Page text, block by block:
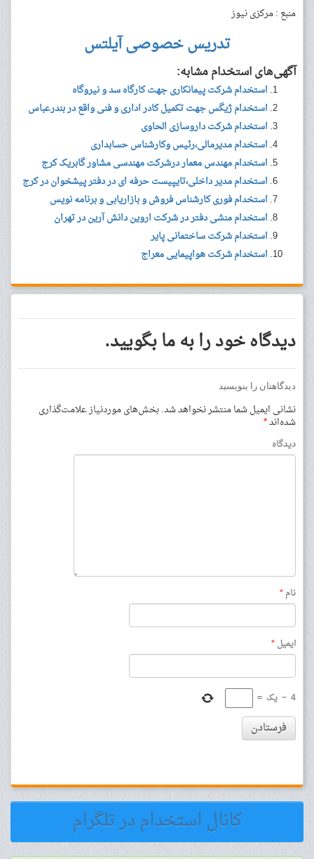
منبع : مرکزی نیوز
تدریس خصوصی آیلتس
آگهی‌های استخدام مشابه:
استخدام شرکت پیمانکاری جهت کارگاه سد و نیروگاه
استخدام ژیگس جهت تکمیل کادر اداری و فنی واقع در بندرعباس
استخدام شرکت داروسازی الحاوی
استخدام مدیرمالی،رئیس وکارشناس حسابداری
استخدام مهندس معمار درشرکت مهندسی مشاور گابریک کرج
استخدام مدیر داخلی،تایپیست حرفه ای در دفتر پیشخوان در کرج
استخدام فوری کارشناس فروش و بازاریابی و برنامه نویس
استخدام منشی دفتر در شرکت اروین دانش آرین در تهران
استخدام شرکت ساختمانی پایر
استخدام شرکت هواپیمایی معراج
دیدگاه خود را به ما بگویید.
دیدگاهتان را بنویسید
نشانی ایمیل شما منتشر نخواهد شد.بخش‌های موردنیاز علامت‌گذاری
شده‌اند*
دیدگاه
نام*
ایمیل*
4
− یک =
فرستادن
کانال استخدام در تلگرام